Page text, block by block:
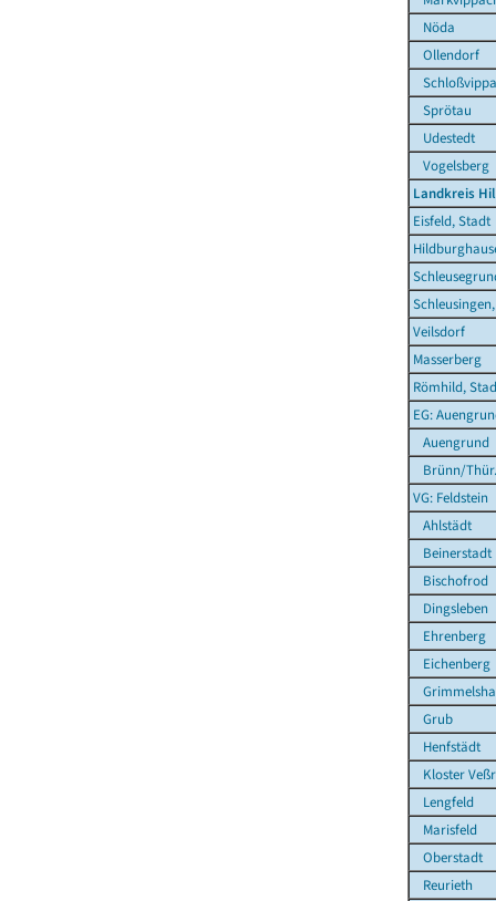
Nöda
Ollendorf
Sprötau
Udestedt
Vogelsberg
Landkreis
Eisfeld, Stadt
Veilsdorf
Masserberg
Römhild,
EG:
Auengrund
Brünn/Thür.
VG: Feldstein
Ahlstädt
Beinerstadt
Bischofrod
Dingsleben
Ehrenberg
Eichenberg
Grub
Henfstädt
Kloster
Lengfeld
Marisfeld
Oberstadt
Reurieth